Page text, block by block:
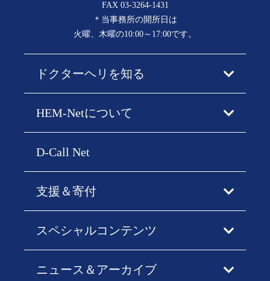
FAX 03-3264-1431
＊当事務所の開所日は
火曜、木曜の10:00～17:00です。
ドクターヘリを知る
HEM-Netについて
D-Call Net
支援＆寄付
スペシャルコンテンツ
ニュース＆アーカイブ